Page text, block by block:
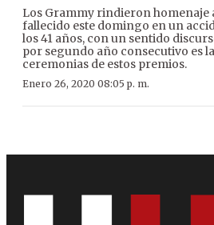
Los Grammy rindieron homenaje
fallecido este domingo en un
los 41 años, con un sentido
por segundo año consecutivo es
ceremonias de estos premios.
Enero 26, 2020 08:05 p. m.